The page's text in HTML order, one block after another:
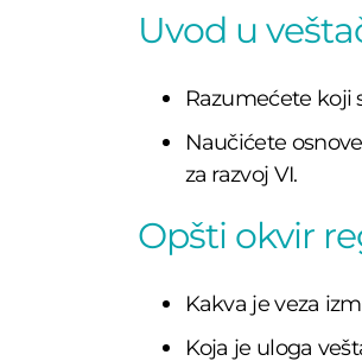
Uvod u
Razumećete koji
Naučićete
za razvoj VI.
Opšti okvir
Kakva je veza
Koja je uloga